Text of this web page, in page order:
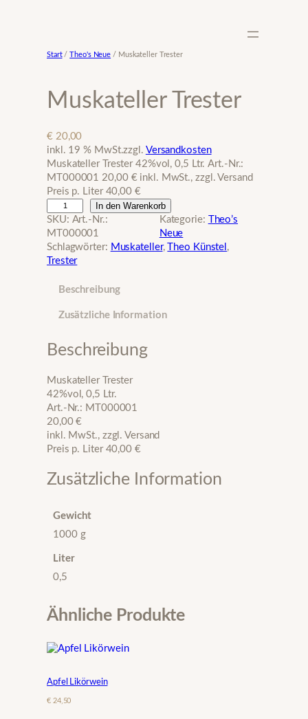
Start/Theo's Neue / Muskateller Trester
Muskateller Trester
€20,00
inkl. 19 % MwSt.zzgl. Versandkosten
Muskateller Trester 42%vol, 0,5 Ltr. Art.-Nr.:
MT000001 20,00 € inkl. MwSt., zzgl. Versand
Preis p. Liter 40,00 €
u
s
k
a
r
T
e
s
t
e
r
M
n
In den Warenkorb
SKU: Art.-Nr.:
MT000001
Kategorie:
Theo’s
Neue
Schlagwörter: Muskateller, Theo Künstel
Trester
Beschreibung
Zusätzliche Information
Beschreibung
Muskateller Trester
42%vol, 0,5 Ltr.
Art.-Nr.: MT000001
20,00 €
inkl. MwSt., zzgl. Versand
Preis p. Liter 40,00 €
Zusätzliche Information
Gewicht
1000 g
Liter
0,5
Ähnliche Produkte
Apfel Likörwein
€24,50